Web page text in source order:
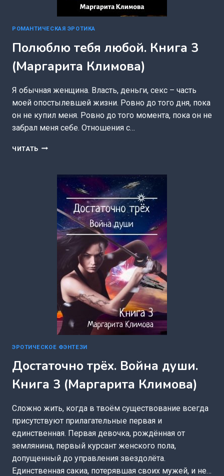
РОМАНТИЧЕСКАЯ ЭРОТИКА
Полюблю тебя любой. Книга 3
(Маргарита Климова)
Я обычная женщина. Власть, деньги, секс – часть
моей опостылевшей жизни. Ровно до того дня, пока
он не купил меня. Ровно до того момента, пока он не
забрал меня себе. Отношения с…
ЧИТАТЬ ПОЛЮБЛЮ
КНИГА
(МАРГАРИТА
КЛИМОВА)
ЭРОТИЧЕСКОЕ ФЭНТЕЗИ
Достаточно трёх. Война души.
Книга 3 (Маргарита Климова)
Сложно жить, когда в твоём существование всегда
присутствуют прилагательные первая и
единственная. Первая девочка, рождённая от
землянина, первый курсант женского пола,
допущенный до управления звездолёта.
Единственная сакиа, потерявшая своих мужей, и не…